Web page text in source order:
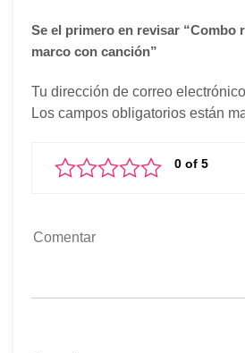
Se el primero en revisar “Combo
marco con canción”
Tu dirección de correo
Los campos obligatorios están